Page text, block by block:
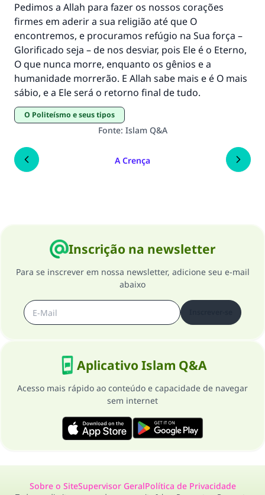
Pedimos a Allah para fazer os nossos corações
firmes em aderir a sua religião até que O
encontremos, e procuramos refúgio na Sua força –
Glorificado seja – de nos desviar, pois Ele é o Eterno,
O que nunca morre, enquanto os gênios e a
humanidade morrerão. E Allah sabe mais e é O mais
sábio, e a Ele será o retorno final de tudo.
O Politeísmo e seus tipos
Fonte: Islam Q&A
A Crença
Inscrição na newsletter
Para se inscrever em nossa newsletter, adicione seu e-mail
abaixo
Aplicativo Islam Q&A
Acesso mais rápido ao conteúdo e capacidade de navegar
sem internet
Sobre o SiteSupervisor GeralPolítica de Privacidade